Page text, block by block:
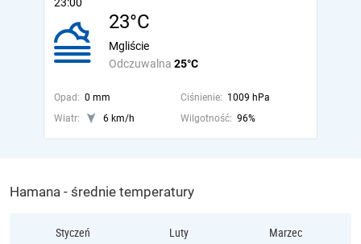
23°C
Odczuwalna 25°C
Mgliście
Opad: 0 mm Ciśnienie: 1009 hPa
Wiatr:
6 km/h Wilgotność: 96%
Hamana - średnie temperatury
Styczeń Luty Marzec